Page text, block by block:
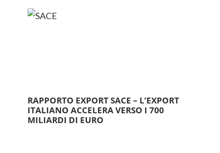
RAPPORTO EXPORT SACE – L’EXPORT
ITALIANO ACCELERA VERSO I 700
MILIARDI DI EURO